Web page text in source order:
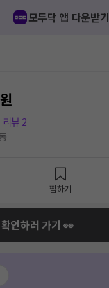
모두닥 앱 다운받기
리뷰 2
찜하기
확인하러 가기 👀